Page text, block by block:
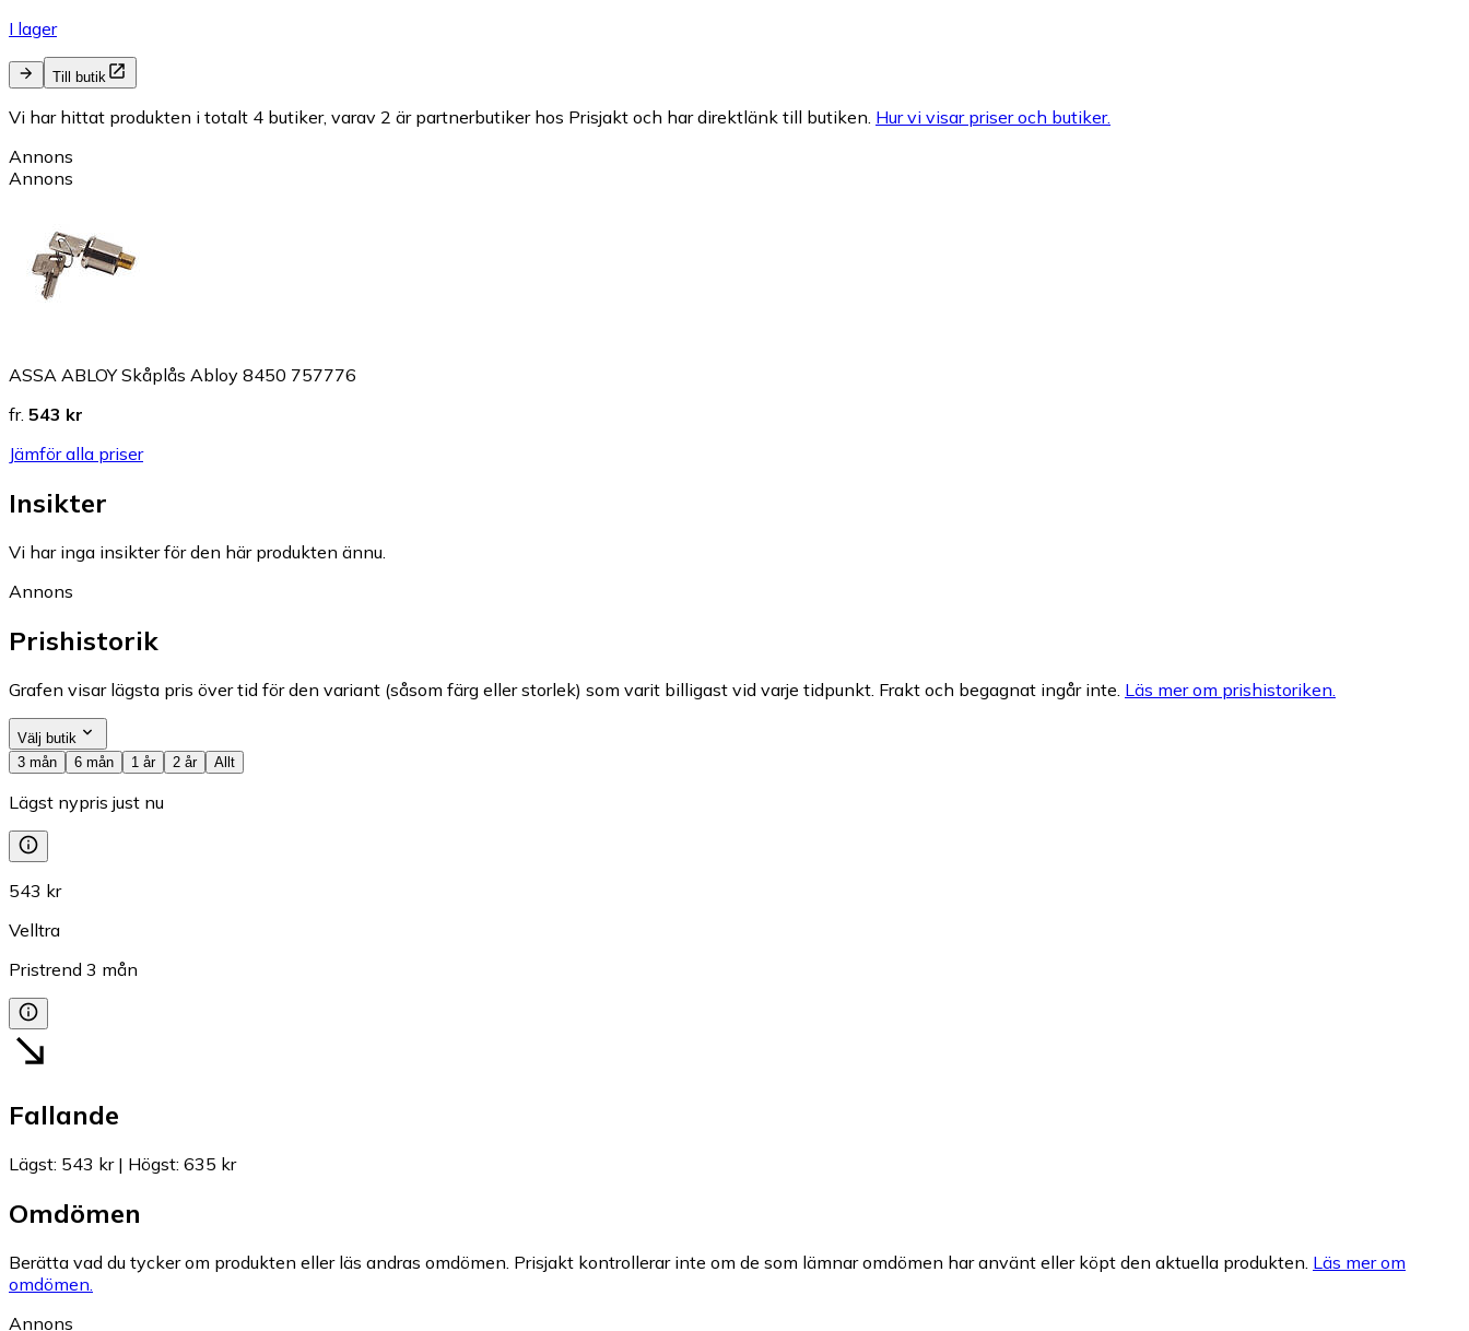
I lager
Till butik
Vi har hittat produkten i totalt 4 butiker, varav 2 är partnerbutiker hos Prisjakt och har direktlänk till butiken. Hur vi visar priser och butiker.
Annons
Annons
ASSA ABLOY Skåplås Abloy 8450 757776
fr. 543 kr
Jämför alla priser
Insikter
Vi har inga insikter för den här produkten ännu.
Annons
Prishistorik
Grafen visar lägsta pris över tid för den variant (såsom färg eller storlek) som varit billigast vid varje tidpunkt. Frakt och begagnat ingår inte. Läs mer om prishistoriken.
Välj butik
3 mån
6 mån 1 år 2 år Allt
Lägst nypris just nu
543 kr
Velltra
Pristrend 3 mån
Fallande
Lägst: 543 kr| Högst: 635 kr
Omdömen
Berätta vad du tycker om produkten eller läs andras omdömen. Prisjakt kontrollerar inte om de som lämnar omdömen har använt eller köpt den aktuella produkten. Läs mer om
omdömen.
Annons